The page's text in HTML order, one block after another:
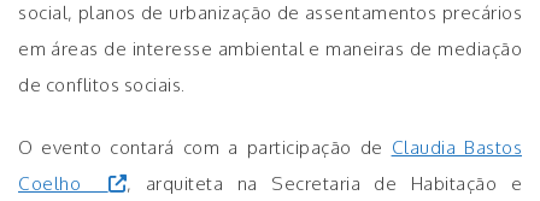
social, planos de urbanização de assentamentos precários
em áreas de interesse ambiental e maneiras de mediação
de conflitos sociais.
O evento contará com a participação de Claudia Bastos
Coelho
, arquiteta na Secretaria de Habitação e